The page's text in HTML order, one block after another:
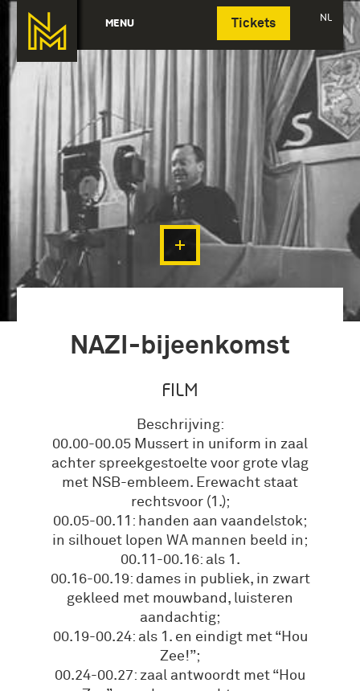
MENU Tickets NL
Deutsch
NAZI-bijeenkomst
FILM
Beschrijving:
00.00-00.05 Mussert in uniform in zaal
achter spreekgestoelte voor grote vlag
met NSB-embleem. Erewacht staat
rechtsvoor (1.);
00.05-00.11: handen aan vaandelstok;
in silhouet lopen WA mannen beeld in;
00.11-00.16: als 1.
00.16-00.19: dames in publiek, in zwart
gekleed met mouwband, luisteren
aandachtig;
00.19-00.24: als 1. en eindigt met “Hou
Zee!”;
00.24-00.27: zaal antwoordt met “Hou